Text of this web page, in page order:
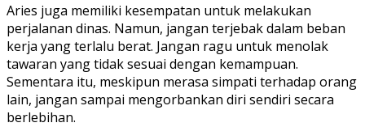
Aries juga memiliki kesempatan untuk melakukan
perjalanan dinas. Namun, jangan terjebak dalam beban
kerja yang terlalu berat. Jangan ragu untuk menolak
tawaran yang tidak sesuai dengan kemampuan.
Sementara itu, meskipun merasa simpati terhadap orang
lain, jangan sampai mengorbankan diri sendiri secara
berlebihan.